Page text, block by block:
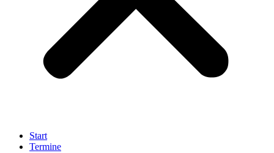
Start
Termine